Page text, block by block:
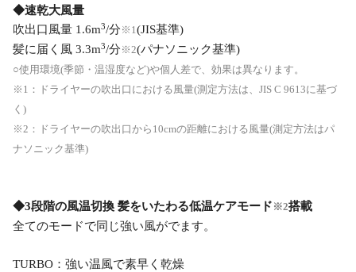
◆速乾大風量
吹出口風量 1.6m3/分※1(JIS基準)
髪に届く風 3.3m3/分※2(パナソニック基準)
○使用環境(季節・温湿度など)や個人差で、効果は異なります。
※1：ドライヤーの吹出口における風量(測定方法は、JIS C 9613に基づ
く)
※2：ドライヤーの吹出口から10cmの距離における風量(測定方法はパ
ナソニック基準)
◆3段階の風温切換 髪をいたわる低温ケアモード ※2搭載
全てのモードで同じ強い風がでます。
TURBO：強い温風で素早く乾燥